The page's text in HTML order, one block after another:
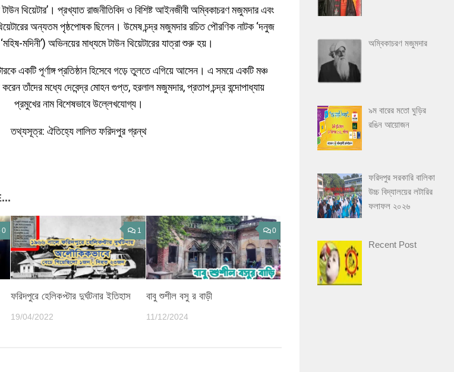
থিয়েটার’। প্রখ্যাত রাজনীতিবিদ ও বিশিষ্ট আইনজীবী অম্বিকাচরণ মজুমদার এবং
থিয়েটারের অন্যতম পৃষ্ঠপোষক ছিলেন। উমেষ চন্দ্র মজুমদার রচিত পৌরণিক নাটক ‘দনুজ
মদিনী’) অভিনয়ের মাধ্যমে টাউন থিয়েটারের যাত্রা শুরু হয়।
একটি পূর্ণাঙ্গ প্রতিষ্ঠান হিসেবে গড়ে তুলতে এগিয়ে আসেন। এ সময়ে একটি মঞ্চ
তাঁদের মধ্যে দেবেন্দ্র মোহন গুপ্ত, হরলাল মজুমদার, প্রতাপ চন্দ্র বন্দোপাধ্যায়
প্রমুখের নাম বিশেষভাবে উল্লেখযোগ্য।
তথ্যসূত্র: ঐতিহ্যে লালিত ফরিদপুর গ্রন্থ
0 1
ফরিদপুরে হেলিকপ্টার দুর্ঘটনার ইতিহাস
19/04/2022
0
বাবু শুশীল বসু র বাড়ী
11/12/2024
অম্বিকাচরণ মজুমদার
৯ম বারের মতো ঘুড়ির
রঙিন আয়োজন
ফরিদপুর সরকারি বালিকা
উচ্চ বিদ্যালয়ের লটারির
ফলাফল ২০২৬
Recent Post